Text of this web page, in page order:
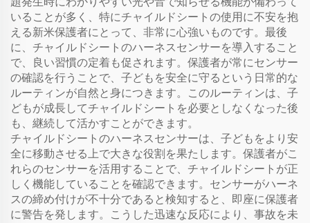
いることが多く、特にチャイルドシートの使用に不安を抱
える新米保護者にとって、非常に心強いものです。最後
に、チャイルドシートのハーネスセンサーを導入すること
で、良い習慣の定着も促されます。保護者が常にセンサー
の確認を行うことで、子どもを安全に守るという日常的な
ルーティンが自然と身につきます。このルーティンは、子
どもが成長してチャイルドシートを必要としなくなった後
も、継続して活かすことができます。
チャイルドシートのハーネスセンサーは、子どもをより安
全に移動させる上で大きな役割を果たします。保護者がこ
れらのセンサーを活用することで、チャイルドシートが正
しく機能していることを確認できます。センサーがハーネ
スの締め付けが不十分であると検知すると、即座に保護者
に警告を発します。こうした迅速な反応により、事故を未